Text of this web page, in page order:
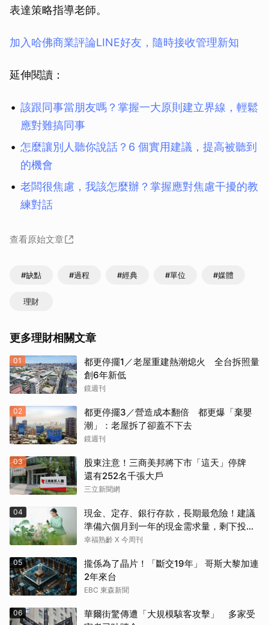
表達策略指導老師。
加入哈佛商業評論LINE好友，隨時接收管理新知
延伸閱讀：
該跟同事當朋友嗎？掌握一大原則建立界線，輕鬆
應對難搞同事
怎麼讓別人聽你說話？6 個實用建議，提高被聽到
的機會
老闆很焦慮，我該怎麼辦？掌握應對焦慮干擾的教
練對話
查看原始文章
#缺點 #過程 #經典 #單位 #媒體
理財
更多理財相關文章
01
都更停擺1／老屋重建熱潮熄火 全台拆照量
創6年新低
鏡週刊
02
都更停擺3／營造成本翻倍 都更爆「棄嬰
潮」：老屋拆了卻蓋不下去
鏡週刊
03
股東注意！三商美邦將下市「這天」停牌
還有252名千張大戶
三立新聞網
04
現金、定存、銀行存款，長期最危險！建議
準備六個月到一年的現金需求量，剩下投資
這2個
幸福熟齡 X 今周刊
05
攏係為了晶片！「斷交19年」 哥斯大黎加連
2年來台
EBC 東森新聞
06
華爾街驚傳遭「大規模駭客攻擊」 多家受